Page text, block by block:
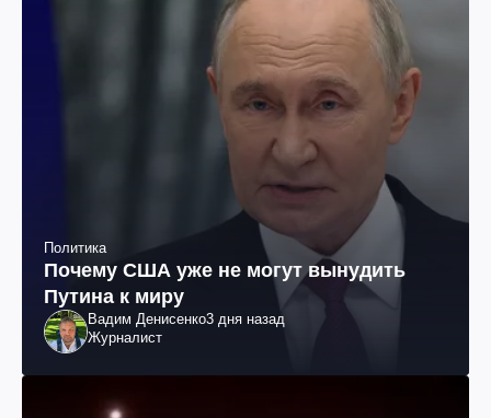
Политика
Почему США уже не могут вынудить
Путина к миру
Вадим Денисенко3 дня назад
Журналист